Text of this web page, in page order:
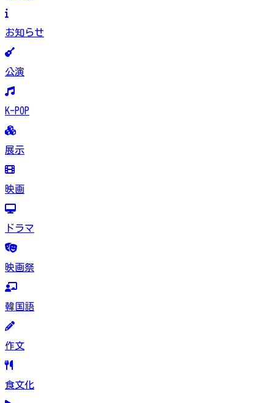
お知らせ
公演
K-POP
展示
映画
ドラマ
映画祭
韓国語
作文
食文化